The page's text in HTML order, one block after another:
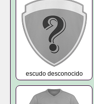
escudo desconocido